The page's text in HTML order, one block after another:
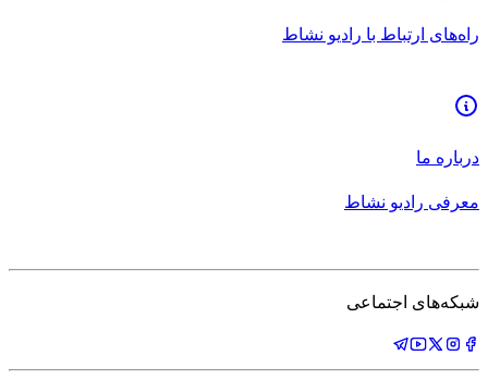
راه‌های ارتباط با رادیو نشاط
درباره ما
معرفی رادیو نشاط
شبکه‌های اجتماعی